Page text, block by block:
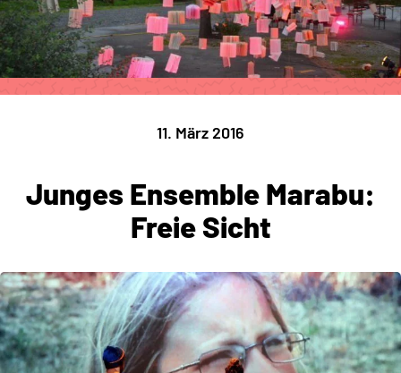
11. März 2016
Junges Ensemble Marabu:
Freie Sicht